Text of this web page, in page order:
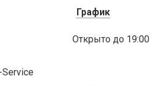
График
Открыто до 19:00